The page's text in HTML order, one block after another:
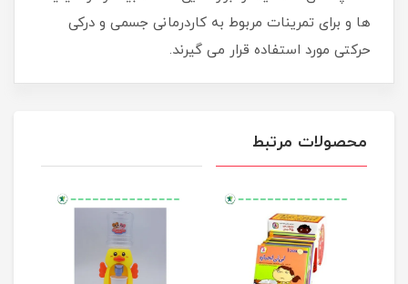
ها و برای تمرینات مربوط به کاردرمانی جسمی و درکی
حرکتی مورد استفاده قرار می گیرند.
محصولات مرتبط